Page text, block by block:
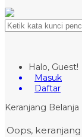
Halo, Guest!
Masuk
Daftar
Keranjang Belanja
Oops,